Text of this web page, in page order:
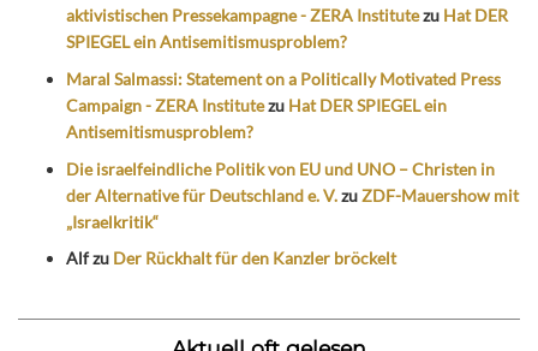
aktivistischen Pressekampagne - ZERA Institutezu Hat DER
SPIEGEL ein Antisemitismusproblem?
Maral Salmassi: Statement on a Politically Motivated Press
Campaign - ZERA Institutezu Hat DER SPIEGEL ein
Antisemitismusproblem?
Die israelfeindliche Politik von EU und UNO – Christen in
der Alternative für Deutschland e. V.zuZDF-Mauershow mit
„Israelkritik“
Alfzu Der Rückhalt für den Kanzler bröckelt